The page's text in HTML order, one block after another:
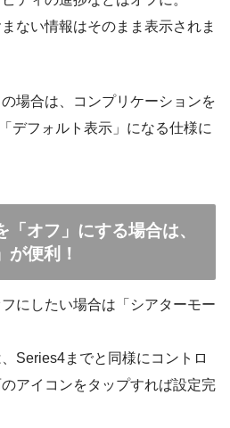
ない情報はそのまま表示されま
場合は、コンプリケーションを
デフォルト表示」になる仕様に
オフ」にする場合は、
が便利！
にしたい場合は「シアターモー
Series4までと同様にコントロ
アイコンをタップすれば設定完